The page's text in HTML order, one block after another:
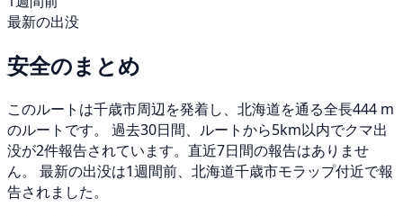
最新の出没
安全のまとめ
このルートは千歳市周辺を発着し、北海道を通る全長444 m
のルートです。 過去30日間、ルートから5km以内でクマ出
没が2件報告されています。直近7日間の報告はありませ
ん。 最新の出没は1週間前、北海道千歳市モラップ付近で報
告されました。